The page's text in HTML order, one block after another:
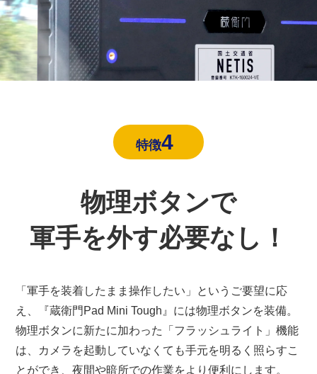
特徴4
物理ボタンで
軍手を外す必要なし！
「軍手を装着したまま操作したい」というご要望に応
え、『蔵衛門Pad Mini Tough』には物理ボタンを装備。
物理ボタンに新たに加わった「フラッシュライト」機能
は、カメラを起動していなくても手元を明るく照らすこ
とができ、夜間や暗所での作業をより便利にします。